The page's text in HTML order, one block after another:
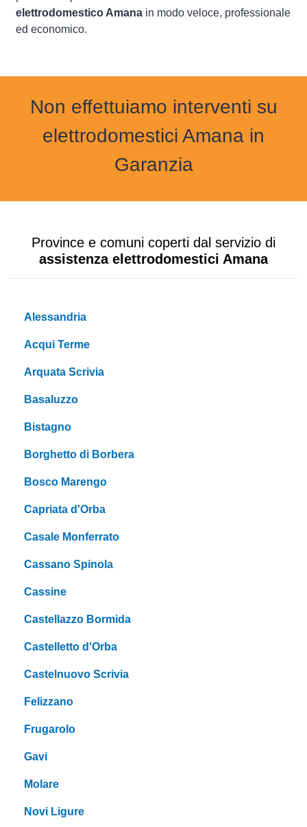
elettrodomestico Amana in modo veloce, professionale
ed economico.
Non effettuiamo interventi su
elettrodomestici Amana in
Garanzia
Province e comuni coperti dal servizio di
assistenza elettrodomestici Amana
Alessandria
Acqui Terme
Arquata Scrivia
Basaluzzo
Bistagno
Borghetto di Borbera
Bosco Marengo
Capriata d'Orba
Casale Monferrato
Cassano Spinola
Cassine
Castellazzo Bormida
Castelletto d'Orba
Castelnuovo Scrivia
Felizzano
Frugarolo
Gavi
Molare
Novi Ligure